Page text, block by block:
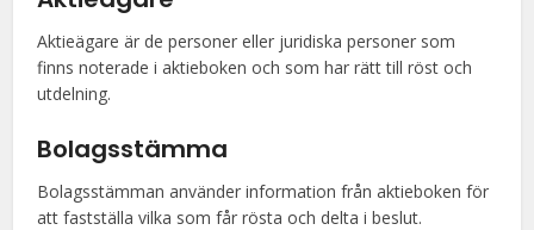
Aktieägare är de personer eller juridiska personer som
finns noterade i aktieboken och som har rätt till röst och
utdelning.
Bolagsstämma
Bolagsstämman använder information från aktieboken för
att fastställa vilka som får rösta och delta i beslut.